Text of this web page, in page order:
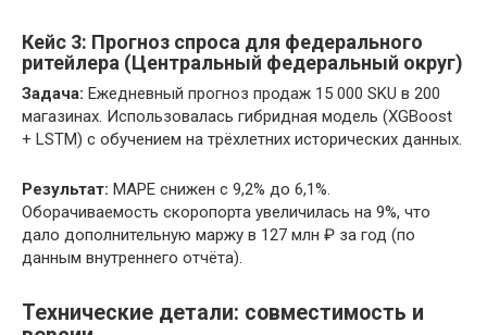
Кейс 3: Прогноз спроса для федерального
ритейлера (Центральный федеральный округ)
Задача: Ежедневный прогноз продаж 15 000 SKU в 200
магазинах. Использовалась гибридная модель (XGBoost
+ LSTM) с обучением на трёхлетних исторических данных.
Результат: MAPE снижен с 9,2% до 6,1%.
Оборачиваемость скоропорта увеличилась на 9%, что
дало дополнительную маржу в 127 млн ₽ за год (по
данным внутреннего отчёта).
Технические детали: совместимость и